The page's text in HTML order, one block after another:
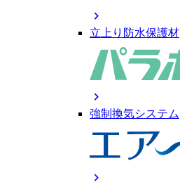
chevron_right
立上り防水保護材
chevron_right
強制換気システム
chevron_right